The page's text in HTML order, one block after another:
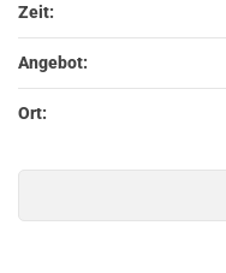
Zeit:
Angebot:
Ort: